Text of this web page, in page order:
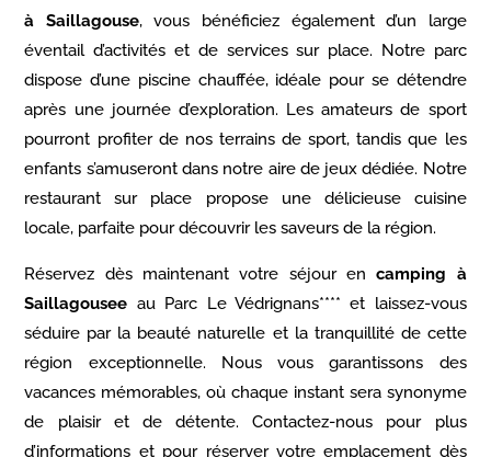
à Saillagouse, vous bénéficiez également d’un large
éventail d’activités et de services sur place. Notre parc
dispose d’une piscine chauffée, idéale pour se détendre
après une journée d’exploration. Les amateurs de sport
pourront profiter de nos terrains de sport, tandis que les
enfants s’amuseront dans notre aire de jeux dédiée. Notre
restaurant sur place propose une délicieuse cuisine
locale, parfaite pour découvrir les saveurs de la région.
Réservez dès maintenant votre séjour encamping à
Saillagousee au Parc Le Védrignans**** et laissez-vous
séduire par la beauté naturelle et la tranquillité de cette
région exceptionnelle. Nous vous garantissons des
vacances mémorables, où chaque instant sera synonyme
de plaisir et de détente. Contactez-nous pour plus
d’informations et pour réserver votre emplacement dès